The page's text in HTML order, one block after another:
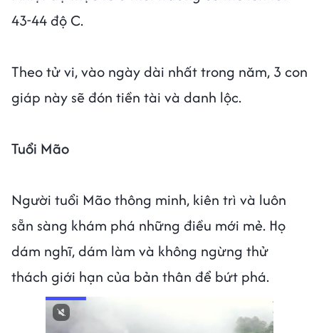
43-44 độ C.
Theo tử vi, vào ngày dài nhất trong năm, 3 con
giáp này sẽ đón tiền tài và danh lộc.
Tuổi Mão
Người tuổi Mão thông minh, kiên trì và luôn
sẵn sàng khám phá những điều mới mẻ. Họ
dám nghĩ, dám làm và không ngừng thử
thách giới hạn của bản thân để bứt phá.